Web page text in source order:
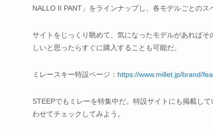
NALLO II PANT」をラインナップし、各モデルごとの
サイトをじっくり眺めて、気になったモデルがあれば
しいと思ったらすぐに購入することも可能だ。
ミレースキー特設ページ： https://www.millet.jp/brand/
STEEPでもミレーを特集中だ。特設サイトにも掲載し
わせてチェックしてみよう。